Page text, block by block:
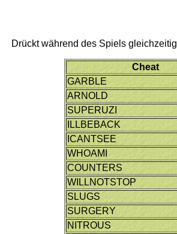
Drückt während des Spiels gleichzeitig
Cheat
GARBLE
ARNOLD
SUPERUZI
ILLBEBACK
ICANTSEE
WHOAMI
COUNTERS
WILLNOTSTOP
SLUGS
SURGERY
NITROUS